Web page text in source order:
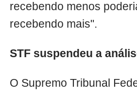
recebendo menos
recebendo mais".
STF suspendeu a
O Supremo Tribunal